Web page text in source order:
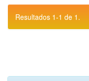
Resultados 1-1 de 1.